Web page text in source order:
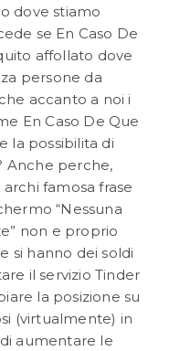
dove stiamo
se En Caso De
affollato dove
persone da
accanto a noi i
En Caso De Que
la possibilita di
Anche perche,
famosa frase
“Nessuna
non e proprio
si hanno dei soldi
il servizio Tinder
la posizione su
(virtualmente) in
aumentare le